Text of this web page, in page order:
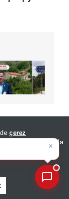
çerez
GDPR kapsamında
İsrail
İsrail'e
da Kıbrıs'a
×
köşe yaz